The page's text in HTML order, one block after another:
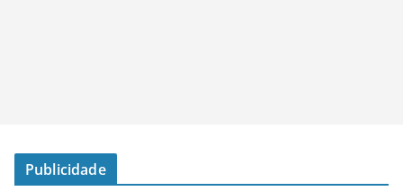
Publicidade